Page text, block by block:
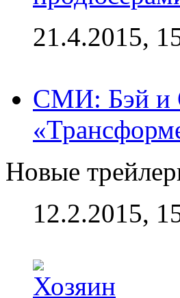
21.4.2015,
СМИ: Бэй и
Новые
12.2.2015,